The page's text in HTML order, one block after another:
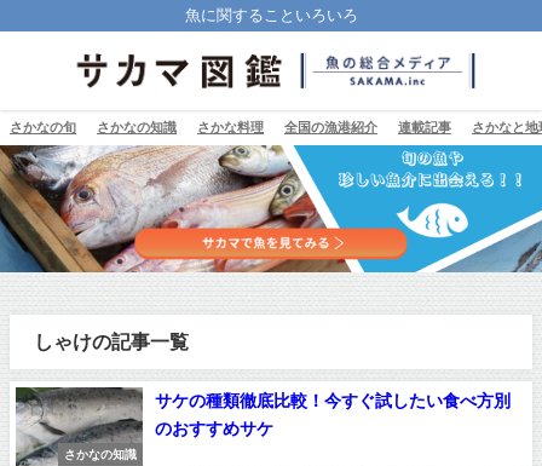
魚に関することいろいろ
さかなの旬 さかなの知識 さかな料理 全国の漁港紹介 連載記事 さかなと地
しゃけの記事一覧
さかなの知識
サケの種類徹底比較！今すぐ試したい食べ方別
のおすすめサケ